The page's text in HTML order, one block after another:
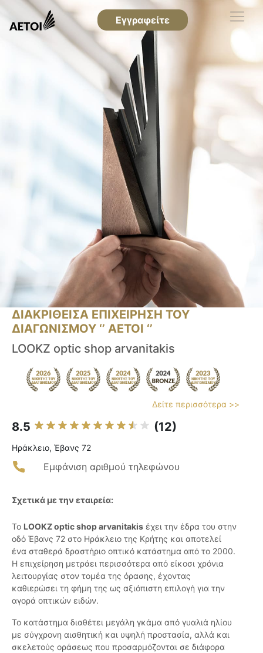
Εγγραφείτε
ΔΙΑΚΡΙΘΕΙΣΑ ΕΠΙΧΕΙΡΗΣΗ ΤΟΥ
ΔΙΑΓΩΝΙΣΜΟΥ ‘’ ΑΕΤΟΙ ‘’
LOOKZ optic shop arvanitakis
Δείτε περισσότερα >>
8.5 (12)
Ηράκλειο, Έβανς 72
Εμφάνιση αριθμού τηλεφώνου
Σχετικά με την εταιρεία:
Το LOOKZ optic shop arvanitakis έχει την έδρα του στην
οδό Έβανς 72 στο Ηράκλειο της Κρήτης και αποτελεί
ένα σταθερά δραστήριο οπτικό κατάστημα από το 2000.
Η επιχείρηση μετράει περισσότερα από είκοσι χρόνια
λειτουργίας στον τομέα της όρασης, έχοντας
καθιερώσει τη φήμη της ως αξιόπιστη επιλογή για την
αγορά οπτικών ειδών.
Το κατάστημα διαθέτει μεγάλη γκάμα από γυαλιά ηλίου
με σύγχρονη αισθητική και υψηλή προστασία, αλλά και
σκελετούς οράσεως που προσαρμόζονται σε διάφορα